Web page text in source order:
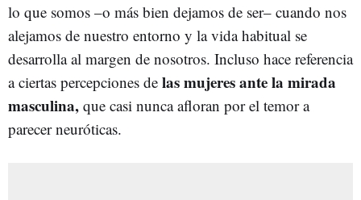
lo que somos –o más bien dejamos de ser– cuando nos
alejamos de nuestro entorno y la vida habitual se
desarrolla al margen de nosotros. Incluso hace referencia
a ciertas percepciones de las mujeres ante la mirada
masculina, que casi nunca afloran por el temor a
parecer neuróticas.